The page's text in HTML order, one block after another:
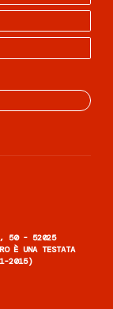
50 - 52025
È UNA TESTATA
1-2015)